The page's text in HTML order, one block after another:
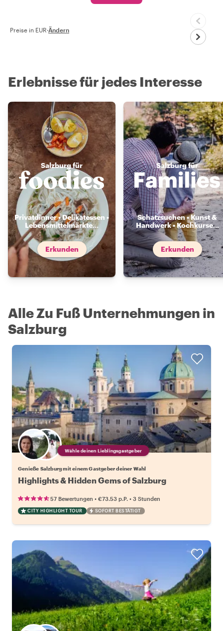
Preise in EUR·Ändern
Erlebnisse für jedes Interesse
Salzburg für
Privatdinner • Delikatessen •
Lebensmittelmärkte...
Erkunden
Salzburg für
Schatzsuchen • Kunst &
Handwerk • Kochkurse...
Erkunden
Alle Zu Fuß Unternehmungen in
Salzburg
Wähle deinen Lieblingsgastgeber
Genieße Salzburg mit einem Gastgeber deiner Wahl
Highlights & Hidden Gems of Salzburg
57 Bewertungen • €73.53 p.P. • 3 Stunden
CITY HIGHLIGHT TOUR SOFORT BESTÄTIGT